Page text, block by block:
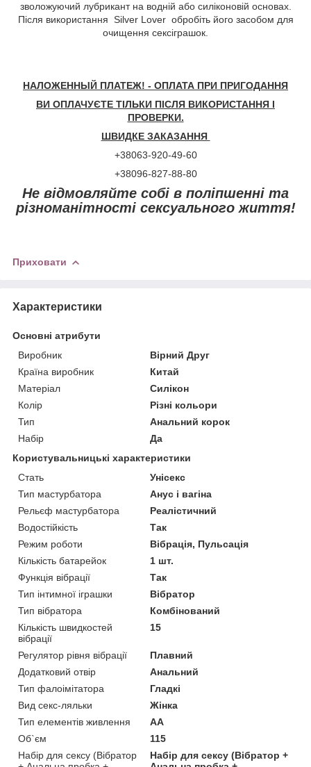
зволожуючий лубрикант на водній або силіконовій основах.
Після використання Silver Lover обробіть його засобом для
очищення сексіграшок.
НАЛОЖЕННЫЙ ПЛАТЕЖ! - ОПЛАТА ПРИ ПРИГОДАННЯ
ВИ ОПЛАЧУЄТЕ ТІЛЬКИ ПІСЛЯ ВИКОРИСТАННЯ І
ПРОВЕРКИ.
ШВИДКЕ ЗАКАЗАННЯ
+38063-920-49-60
+38096-827-88-80
Не відмовляйте собі в поліпшенні та
різноманітності сексуального життя!
Приховати
Характеристики
Основні атрибути
Виробник
Вірний Друг
Країна виробник
Китай
Матеріал
Силікон
Колір
Різні кольори
Тип
Анальний корок
Набір
Да
Користувальницькі характеристики
Стать
Унісекс
Тип мастурбатора
Анус і вагіна
Рельєф мастурбатора
Реалістичний
Водостійкість
Так
Режим роботи
Вібрація, Пульсація
Кількість батарейок
1 шт.
Функція вібрації
Так
Тип інтимної іграшки
Вібратор
Тип вібратора
Комбінований
Кількість швидкостей
вібрації
15
Регулятор рівня вібрації
Плавний
Додатковий отвір
Анальний
Тип фалоімітатора
Гладкі
Вид секс-ляльки
Жінка
Тип елементів живлення
AA
Об`єм
115
Набір для сексу (Вібратор
Набір для сексу (Вібратор +